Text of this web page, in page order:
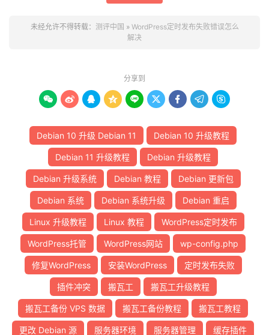
未经允许不得转载： 测评中国 » WordPress定时发布失败错误怎么
解决
分享到
        
Debian 10 升级 Debian 11 Debian 10 升级教程
Debian 11 升级教程 Debian 升级教程
Debian 升级系统 Debian 教程 Debian 更新包
Debian 系统 Debian 系统升级 Debian 重启
Linux 升级教程 Linux 教程 WordPress定时发布
WordPress托管 WordPress网站 wp-config.php
修复WordPress 安装WordPress 定时发布失败
插件冲突 搬瓦工 搬瓦工升级教程
搬瓦工备份 VPS 数据 搬瓦工备份教程 搬瓦工教程
更改 Debian 源 服务器环境 服务器管理 缓存插件